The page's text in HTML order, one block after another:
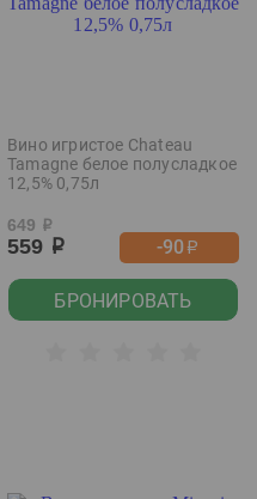
Вино игристое Chateau
Tamagne белое полусладкое
12,5% 0,75л
649 р
559 р -90р
БРОНИРОВАТЬ